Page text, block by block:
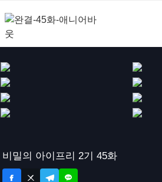
비밀의 아이프리 2기 45화